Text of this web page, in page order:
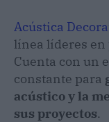
Acústica
línea líderes en
Cuenta con un
constante para
acústico y la
sus proyectos.